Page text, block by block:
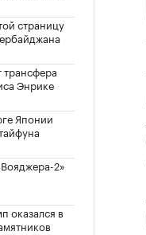
страницу
трансфера
Энрике
Японии
2»
оказался в